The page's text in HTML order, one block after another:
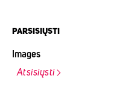
PARSISIŲSTI
Images
Atsisiųsti